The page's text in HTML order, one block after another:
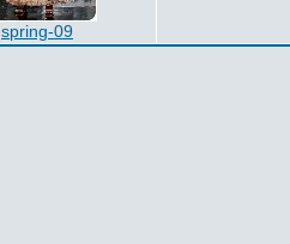
spring-09